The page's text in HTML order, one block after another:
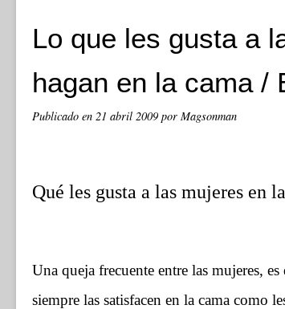
Lo que les gusta a
hagan en la cama /
Publicado en 21 abril 2009 por Magsonman
Qué les gusta a las mujeres en
Una queja frecuente entre las mujeres,
siempre las satisfacen en la cama como